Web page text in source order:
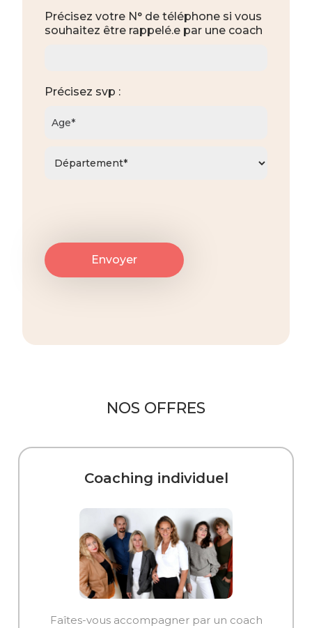
Précisez votre N° de téléphone si vous
souhaitez être rappelé.e par une coach
Précisez svp :
NOS OFFRES
Coaching individuel
Faîtes-vous accompagner par un coach